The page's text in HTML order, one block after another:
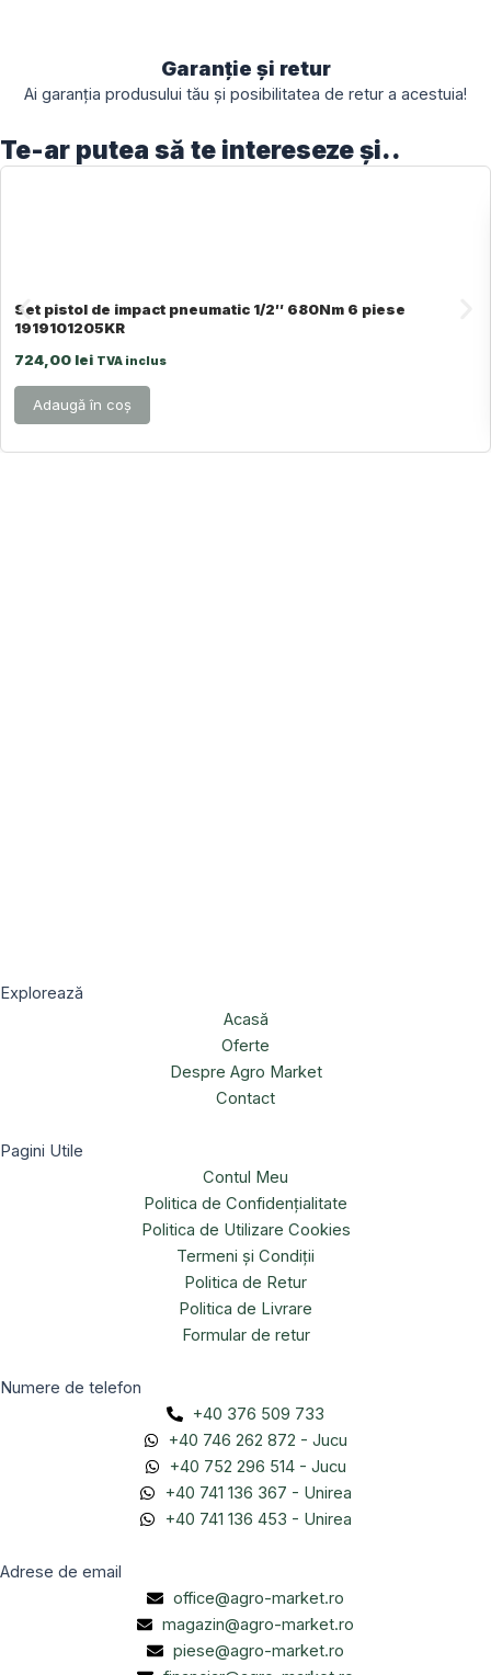
Garanție și retur
Ai garanția produsului tău și posibilitatea de retur a acestuia!
Te-ar putea să te intereseze și..
Set pistol de impact pneumatic 1/2″ 680Nm 6 piese
1919101205KR
724,00 lei TVA inclus
Adaugă în coș
Explorează
Acasă
Oferte
Despre Agro Market
Contact
Pagini Utile
Contul Meu
Politica de Confidențialitate
Politica de Utilizare Cookies
Termeni și Condiții
Politica de Retur
Politica de Livrare
Formular de retur
Numere de telefon
+40 376 509 733
+40 746 262 872 - Jucu
+40 752 296 514 - Jucu
+40 741 136 367 - Unirea
+40 741 136 453 - Unirea
Adrese de email
office@agro-market.ro
magazin@agro-market.ro
piese@agro-market.ro